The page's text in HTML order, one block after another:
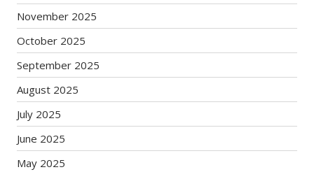
November 2025
October 2025
September 2025
August 2025
July 2025
June 2025
May 2025